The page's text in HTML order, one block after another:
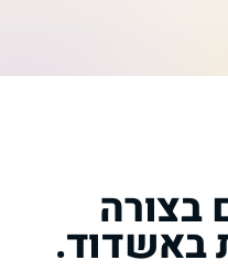
בצורה
באשדוד.